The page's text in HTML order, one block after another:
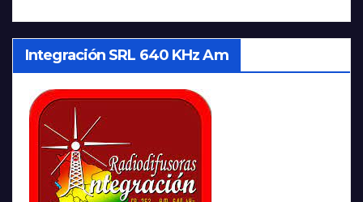
Integración SRL 640 KHz Am